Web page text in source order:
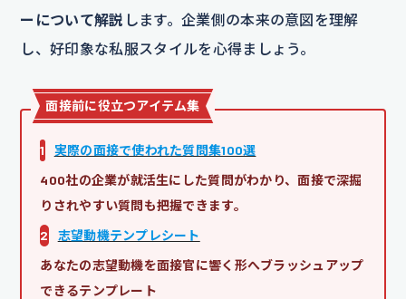
ーについて解説 します。企業側の本来の意図を理解
し、好印象な私服スタイルを心得ましょう。
面接前に役立つアイテム集
1
実際の面接で使われた質問集100選
400社の企業が就活生にした質問がわかり、面接で深掘
りされやすい質問も把握できます。
2
志望動機テンプレシート
あなたの志望動機を面接官に響く形へブラッシュアップ
できるテンプレート